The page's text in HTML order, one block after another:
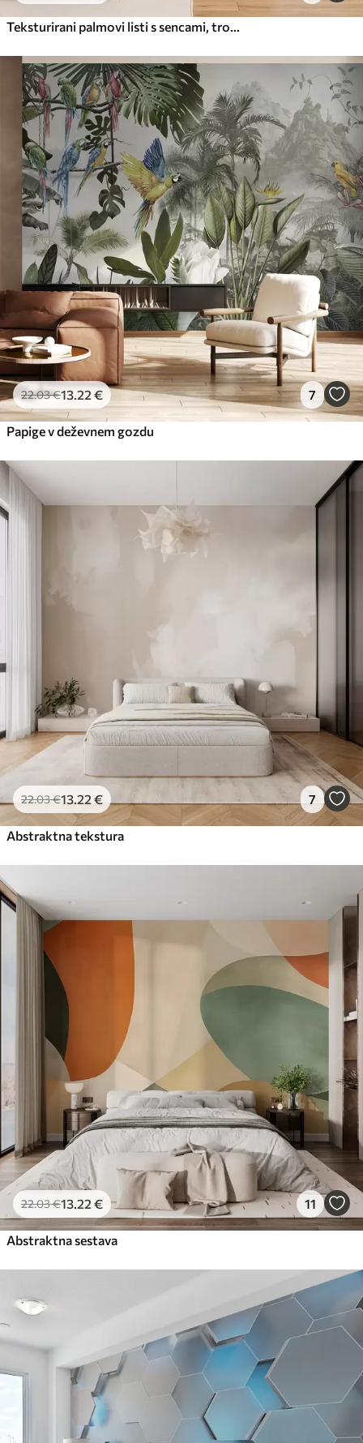
Teksturirani palmovi listi s sencami, tropsko vzdušje, minimalizem
22.03€13.22 € 7
Papige v deževnem gozdu
22.03€13.22€ 7
Abstraktna tekstura
22.03€13.22 € 11
Abstraktna sestava